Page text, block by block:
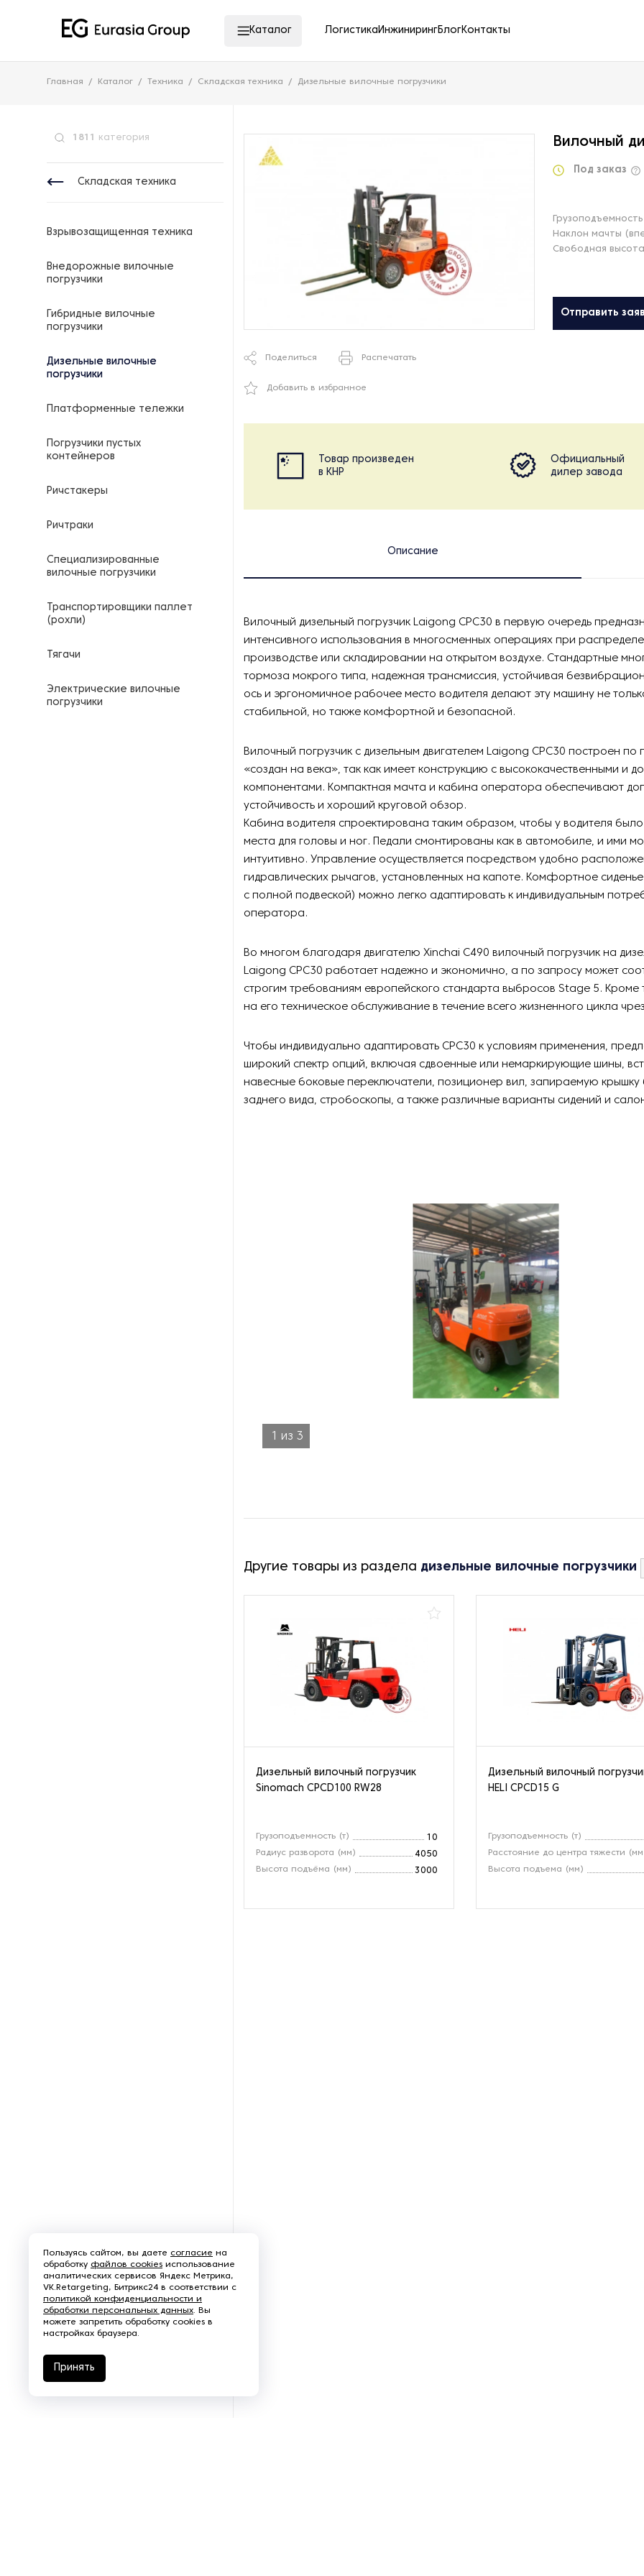
Каталог Логистика ИнжинирингБлогКонтакты
Главная Каталог Техника Складская техника Дизельные вилочные погрузчики
1811 категория
Складская техника
Взрывозащищенная техника
Внедорожные вилочные
погрузчики
Гибридные вилочные
погрузчики
Дизельные вилочные
погрузчики
Платформенные тележки
Погрузчики пустых
контейнеров
Ричстакеры
Ричтраки
Специализированные
вилочные погрузчики
Транспортировщики паллет
(рохли)
Тягачи
Электрические вилочные
погрузчики
Поделиться Распечатать
Добавить в избранное
Вилочный
Под заказ
Наклон мачты
Свободная
Отправить
Товар произведен
в КНР
Официальный
дилер завода
Описание
Вилочный дизельный погрузчик Laigong CPC30 в первую очередь
интенсивного использования в многосменных операциях при
производстве или складировании на открытом воздухе. Стандартные
тормоза мокрого типа, надежная трансмиссия, устойчивая
ось и эргономичное рабочее место водителя делают эту машину не
стабильной, но также комфортной и безопасной.
Вилочный погрузчик с дизельным двигателем Laigong CPC30 построен по
«создан на века», так как имеет конструкцию с высококачественными и
компонентами. Компактная мачта и кабина оператора обеспечивают
устойчивость и хороший круговой обзор.
Кабина водителя спроектирована таким образом, чтобы у водителя
места для головы и ног. Педали смонтированы как в автомобиле, и ими
интуитивно. Управление осуществляется посредством удобно
гидравлических рычагов, установленных на капоте. Комфортное
с полной подвеской) можно легко адаптировать к индивидуальным
оператора.
Во многом благодаря двигателю Xinchai C490 вилочный погрузчик на
Laigong CPC30 работает надежно и экономично, а по запросу может
строгим требованиям европейского стандарта выбросов Stage 5. Кроме
на его техническое обслуживание в течение всего жизненного цикла
Чтобы индивидуально адаптировать CPC30 к условиям применения,
широкий спектр опций, включая сдвоенные или немаркирующие шины,
навесные боковые переключатели, позиционер вил, запираемую крышку
заднего вида, стробоскопы, а также различные варианты сидений и
1 из 3
Другие товары из раздела дизельные вилочные погрузчики
Дизельный вилочный погрузчик
Sinomach CPCD100 RW28
Грузоподъемность (т)
10
Радиус разворота (мм)
4050
Высота подъёма (мм)
3000
Дизельный вилочный
HELI CPCD15 G
Грузоподъемность (т)
Расстояние до центра тяжести
Высота подъема (мм)
Пользуясь сайтом, вы даете согласие на
обработку файлов cookies использование
аналитических сервисов Яндекс Метрика,
VK.Retargeting, Битрикс24 в соответствии с
политикой конфиденциальности и
обработки персональных данных. Вы
можете запретить обработку cookies в
настройках браузера.
Принять